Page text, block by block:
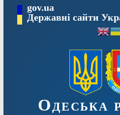
Перейтиgov.ua
Державні сайти
Одеська